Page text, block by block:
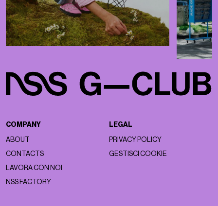
COMPANY
ABOUT
CONTACTS
LAVORA CON NOI
NSS FACTORY
LEGAL
PRIVACY POLICY
GESTISCI COOKIE